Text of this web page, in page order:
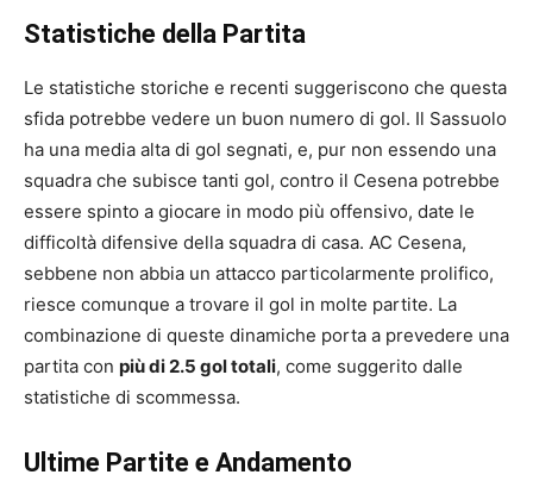
Statistiche della Partita
Le statistiche storiche e recenti suggeriscono che questa
sfida potrebbe vedere un buon numero di gol. Il Sassuolo
ha una media alta di gol segnati, e, pur non essendo una
squadra che subisce tanti gol, contro il Cesena potrebbe
essere spinto a giocare in modo più offensivo, date le
difficoltà difensive della squadra di casa. AC Cesena,
sebbene non abbia un attacco particolarmente prolifico,
riesce comunque a trovare il gol in molte partite. La
combinazione di queste dinamiche porta a prevedere una
partita con più di 2.5 gol totali, come suggerito dalle
statistiche di scommessa.
Ultime Partite e Andamento